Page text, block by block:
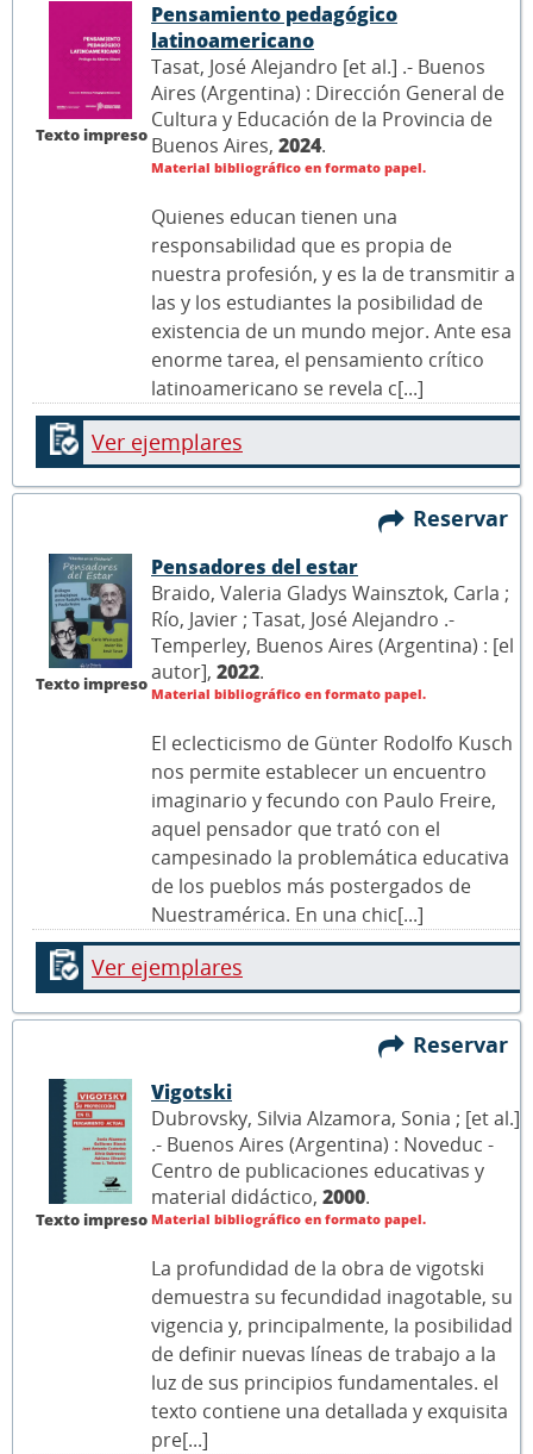
Texto impreso
Pensamiento pedagógico
latinoamericano
Tasat, José Alejandro [et al.] .- Buenos
Aires (Argentina) : Dirección General de
Cultura y Educación de la Provincia de
Buenos Aires, 2024.
Material bibliográfico en formato papel.
Quienes educan tienen una
responsabilidad que es propia de
nuestra profesión, y es la de transmitir a
las y los estudiantes la posibilidad de
existencia de un mundo mejor. Ante esa
enorme tarea, el pensamiento crítico
latinoamericano se revela c[...]
Ver ejemplares
Reservar
Texto impreso
Pensadores del estar
Braido, Valeria Gladys Wainsztok, Carla ;
Río, Javier ; Tasat, José Alejandro .-
Temperley, Buenos Aires (Argentina) : [el
autor], 2022.
Material bibliográfico en formato papel.
El eclecticismo de Günter Rodolfo Kusch
nos permite establecer un encuentro
imaginario y fecundo con Paulo Freire,
aquel pensador que trató con el
campesinado la problemática educativa
de los pueblos más postergados de
Nuestramérica. En una chic[...]
Ver ejemplares
Reservar
Texto impreso
Vigotski
Dubrovsky, Silvia Alzamora, Sonia ; [et al.]
.- Buenos Aires (Argentina) : Noveduc -
Centro de publicaciones educativas y
material didáctico, 2000.
Material bibliográfico en formato papel.
La profundidad de la obra de vigotski
demuestra su fecundidad inagotable, su
vigencia y, principalmente, la posibilidad
de definir nuevas líneas de trabajo a la
luz de sus principios fundamentales. el
texto contiene una detallada y exquisita
pre[...]